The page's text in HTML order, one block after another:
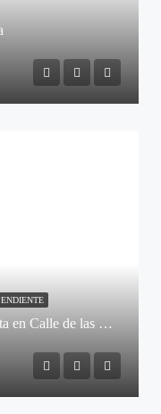
Casa o chalet independiente en venta en Calle de las Matas